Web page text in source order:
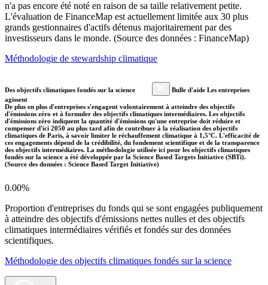
n'a pas encore été noté en raison de sa taille relativement petite.
L'évaluation de FinanceMap est actuellement limitée aux 30 plus
grands gestionnaires d'actifs détenus majoritairement par des
investisseurs dans le monde. (Source des données : FinanceMap)
Méthodologie de stewardship climatique
Des objectifs climatiques fondés sur la science
Bulle d'aide Les entreprises
agissent
De plus en plus d'entreprises s'engagent volontairement à atteindre des objectifs
d'émissions zéro et à formuler des objectifs climatiques intermédiaires. Les objectifs
d'émissions zéro indiquent la quantité d'émissions qu'une entreprise doit réduire et
compenser d'ici 2050 au plus tard afin de contribuer à la réalisation des objectifs
climatiques de Paris, à savoir limiter le réchauffement climatique à 1,5°C. L'efficacité de
ces engagements dépend de la crédibilité, du fondement scientifique et de la transparence
des objectifs intermédiaires. La méthodologie utilisée ici pour les objectifs climatiques
fondés sur la science a été développée par la Science Based Targets Initiative (SBTi).
(Source des données : Science Based Target Initiative)
0.00%
Proportion d'entreprises du fonds qui se sont engagées publiquement
à atteindre des objectifs d'émissions nettes nulles et des objectifs
climatiques intermédiaires vérifiés et fondés sur des données
scientifiques.
Méthodologie des objectifs climatiques fondés sur la science